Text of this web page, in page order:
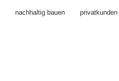
nachhaltig bauen privatkunden